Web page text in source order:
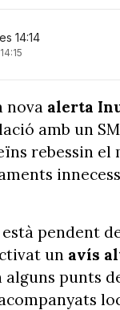
14:14
nova alerta
amb un
rebessin
pendent
un avís
punts